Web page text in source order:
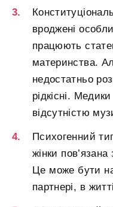
вроджені
працюють
материнства.
недостатньо
рідкісні.
відсутністю
Психогенний
жінки
Це може бути
партнері, в